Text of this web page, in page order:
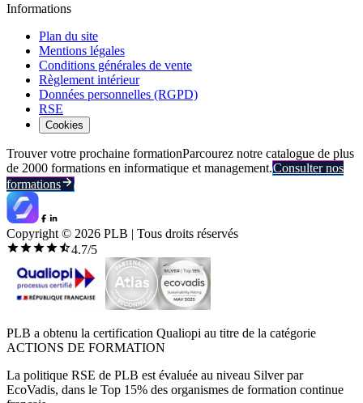
Informations
Plan du site
Mentions légales
Conditions générales de vente
Règlement intérieur
Données personnelles (RGPD)
RSE
Cookies
Trouver votre prochaine formationParcourez notre catalogue de plus
de 2000 formations en informatique et management.Consulter nos
formations
Copyright © 2026 PLB | Tous droits réservés
4.7/5
PLB a obtenu la certification Qualiopi au titre de la catégorie
ACTIONS DE FORMATION
La politique RSE de PLB est évaluée au niveau Silver par
EcoVadis, dans le Top 15% des organismes de formation continue